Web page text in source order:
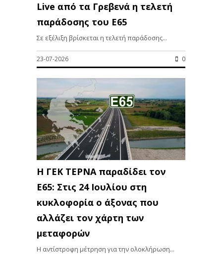
Live από τα Γρεβενά η τελετή
παράδοσης του Ε65
Σε εξέλιξη βρίσκεται η τελετή παράδοσης...
23-07-2026 0
Η ΓΕΚ ΤΕΡΝΑ παραδίδει τον
Ε65: Στις 24 Ιουλίου στη
κυκλοφορία ο άξονας που
αλλάζει τον χάρτη των
μεταφορών
Η αντίστροφη μέτρηση για την ολοκλήρωση...